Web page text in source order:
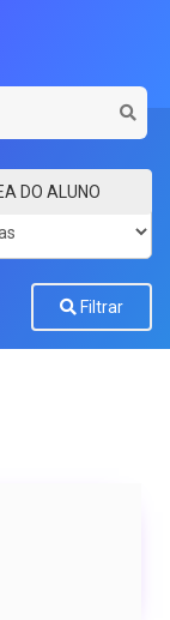
DO ALUNO
Filtrar